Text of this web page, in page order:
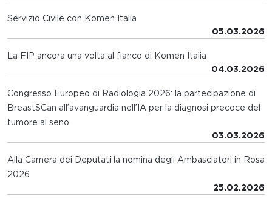
Servizio Civile con Komen Italia
05.03.2026
La FIP ancora una volta al fianco di Komen Italia
04.03.2026
Congresso Europeo di Radiologia 2026: la partecipazione di
BreastSCan all’avanguardia nell’IA per la diagnosi precoce del
tumore al seno
03.03.2026
Alla Camera dei Deputati la nomina degli Ambasciatori in Rosa
2026
25.02.2026